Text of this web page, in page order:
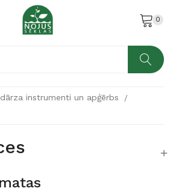
0
instrumenti un apģērbs
